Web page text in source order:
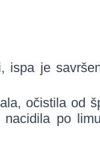
ispa je
očistila od
po